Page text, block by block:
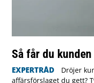
Så får du
EXPERTRÅD
Dröjer
affärsförslaget du gett?